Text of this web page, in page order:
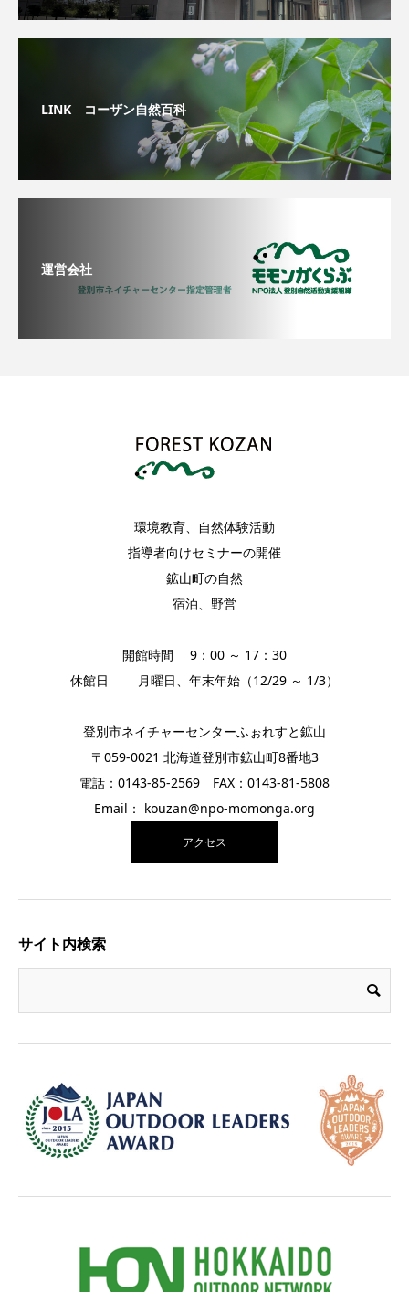
LINK コーザン自然百科
運営会社
環境教育、自然体験活動
指導者向けセミナーの開催
鉱山町の自然
宿泊、野営
開館時間 9：00 ～ 17：30
休館日 月曜日、年末年始（12/29 ～ 1/3）
登別市ネイチャーセンターふぉれすと鉱山
〒059-0021 北海道登別市鉱山町8番地3
電話：0143-85-2569 FAX：0143-81-5808
Email： kouzan@npo-momonga.org
アクセス
サイト内検索